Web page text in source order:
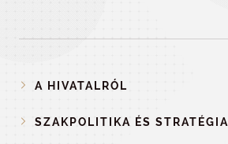
A HIVATALRÓL
SZAKPOLITIKA ÉS STRATÉGIA